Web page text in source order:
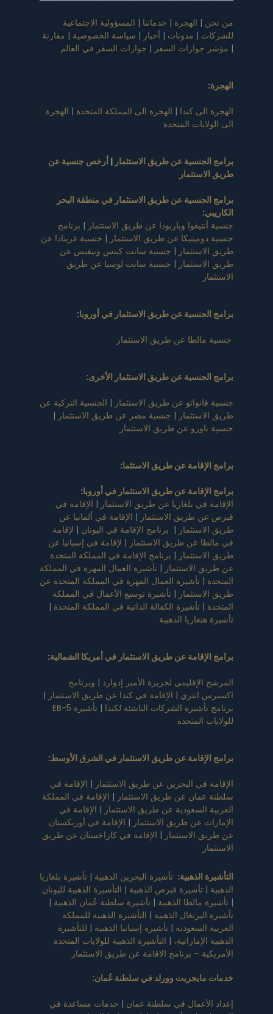
من نحن | الهجرة | خدماتنا | المسؤولية الاجتماعية
للشركات | مدونات | أخبار | سياسة الخصوصية | مقارنة
| مؤشر جوازات السفر | جوازات السفر في العالم
الهجرة:
الهجرة الى كندا | الهجرة الى المملكة المتحدة | الهجرة
الى الولايات المتحدة
برامج الجنسية عن طريق الاستثمار | أرخص جنسية عن
طريق الاستثمار
برامج الجنسية عن طريق الاستثمار في منطقة البحر
الكاريبي:
جنسية أنتيغوا وباربودا عن طريق الاستثمار | برنامج
جنسية دومينيكا عن طريق الاستثمار | جنسية غرينادا عن
طريق الاستثمار | جنسية سانت كيتس ونيفيس عن
طريق الاستثمار | جنسية سانت لوسيا عن طريق
الاستثمار
برامج الجنسية عن طريق الاستثمار في أوروبا:
جنسية مالطا عن طريق الاستثمار
برامج الجنسية عن طريق الاستثمار الأخرى:
جنسية فانواتو عن طريق الاستثمار | الجنسية التركية عن
طريق الاستثمار | جنسية مصر عن طريق الاستثمار |
جنسية ناورو عن طريق الاستثمار
برامج الإقامة عن طريق الاستثما:
برامج الإقامة عن طريق الاستثمار في أوروبا:
الإقامة في بلغاريا عن طريق الاستثمار | الإقامة في
قبرص عن طريق الاستثمار | الإقامة في ألمانيا عن
طريق الاستثمار | برنامج الإقامة في اليونان | لإقامة
في مالطا عن طريق الاستثمار | لإقامة في إسبانيا عن
طريق الاستثمار | برنامج الإقامة في المملكة المتحدة
عن طريق الاستثمار | تأشيرة العمال المهرة في المملكة
المتحدة | تأشيرة العمال المهرة في المملكة المتحدة عن
طريق الاستثمار | تأشيرة توسيع الأعمال في المملكة
المتحدة | تأشيرة الكفالة الذاتية في المملكة المتحدة |
تأشيرة هنغاريا الذهبية
برامج الإقامة عن طريق الاستثمار في أمريكا الشمالية:
المرشح الإقليمي لجزيرة الأمير إدوارد | وبرنامج
اكسبرس انتري | الإقامة في كندا عن طريق الاستثمار |
برنامج تأشيرة الشركات الناشئة لكندا |
تأشيرة EB-5
للولايات المتحدة
برامج الإقامة عن طريق الاستثمار في الشرق الأوسط:
الإقامة في البحرين عن طريق الاستثمار | الإقامة في
سلطنة عمان عن طريق الاستثمار | الإقامة في المملكة
العربية السعودية عن طريق الاستثمار | الإقامة في
الإمارات عن طريق الاستثمار | الإقامة في أوزبكستان
عن طريق الاستثمار | الإقامة في كازاخستان عن طريق
الاستثمار
التأشيرة الذهبية: تأشيرة البحرين الذهبية | تأشيرة بلغاريا
الذهبية | تأشيرة قبرص الذهبية | التأشيرة الذهبية لليونان
| تأشيرة مالطا الذهبية | تأشيرة سلطنة عُمان الذهبية |
تأشيرة البرتغال الذهبية | التأشيرة الذهبية للمملكة
العربية السعودية | تأشيرة إسبانيا الذهبية | للتأشيرة
الذهبية الإماراتية، | التأشيرة الذهبية للولايات المتحدة
الأمريكية – برنامج الاقامة عن طريق الاستثمار
خدمات مايجريت وورلد في سلطنة عُمان:
إعداد الأعمال في سلطنة عمان | خدمات مساعدة في